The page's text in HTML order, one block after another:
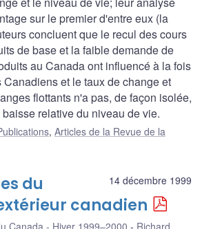
sur le premier d'entre eux (la
concluent que le recul des cours
de base et la faible demande de
au Canada ont influencé à la fois
et le taux de change et
flottants n'a pas, de façon isolée,
relative du niveau de vie.
, Articles de la Revue de la
14 décembre 1999
du
canadien
Canada - Hiver 1999–2000
Richard